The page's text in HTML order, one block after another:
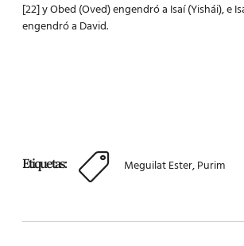
[22] y Obed (Oved) engendró a Isaí (Yishái), e
engendró a David.
Etiquetas: Meguilat Ester,Purim